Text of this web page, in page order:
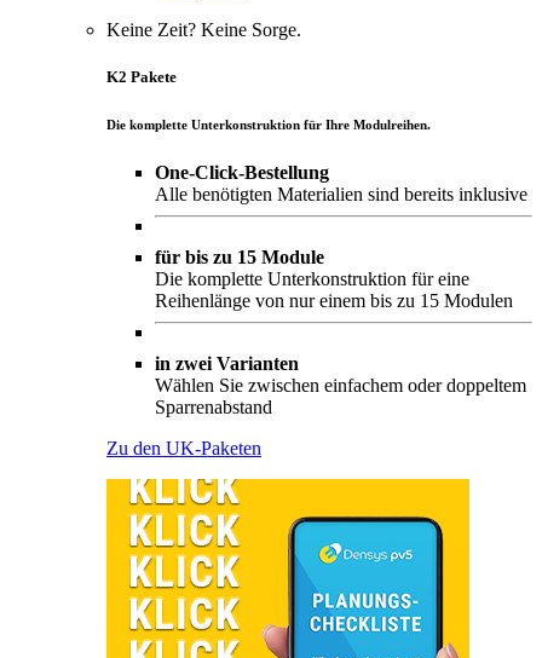
Keine Zeit? Keine Sorge.
K2 Pakete
Die komplette Unterkonstruktion für Ihre Modulreihen.
One-Click-Bestellung
Alle benötigten Materialien sind bereits inklusive
für bis zu 15 Module
Die komplette Unterkonstruktion für eine
Reihenlänge von nur einem bis zu 15 Modulen
in zwei Varianten
Wählen Sie zwischen einfachem oder doppeltem
Sparrenabstand
Zu den UK-Paketen